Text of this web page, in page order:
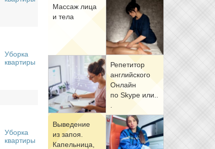
Мас­саж ли­ца
и те­ла
Ре­пе­ти­тор
ан­глий­ско­го
Он­лайн
по Skype или..
Вы­ве­де­ние
из за­поя.
Ка­пель­ни­ца,
Уборка
квартиры
Уборка
квартиры